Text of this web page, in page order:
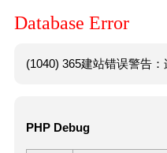
Database Error
(1040) 365建站错误警告
PHP Debug